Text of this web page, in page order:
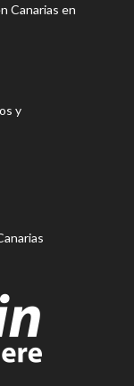
Canarias en
y